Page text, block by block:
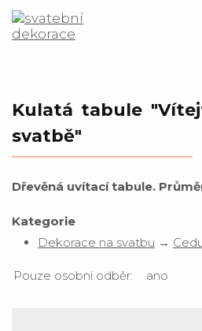
Kulatá tabule
svatbě"
Dřevěná uvítací tabule.
Kategorie
Dekorace na svatbu →
Pouze osobní odběr: ano